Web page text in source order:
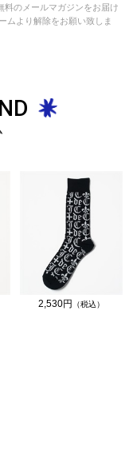
のメールマガジンをお届け
ムより解除をお願い致しま
2,530円 （税込）